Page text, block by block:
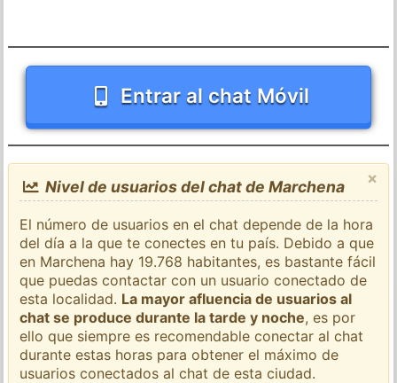
Entrar al chat Móvil
×
Nivel de usuarios del chat de Marchena
El número de usuarios en el chat depende de la hora
del día a la que te conectes en tu país. Debido a que
en Marchena hay 19.768 habitantes, es bastante fácil
que puedas contactar con un usuario conectado de
esta localidad. La mayor afluencia de usuarios al
chat se produce durante la tarde y noche, es por
ello que siempre es recomendable conectar al chat
durante estas horas para obtener el máximo de
usuarios conectados al chat de esta ciudad.